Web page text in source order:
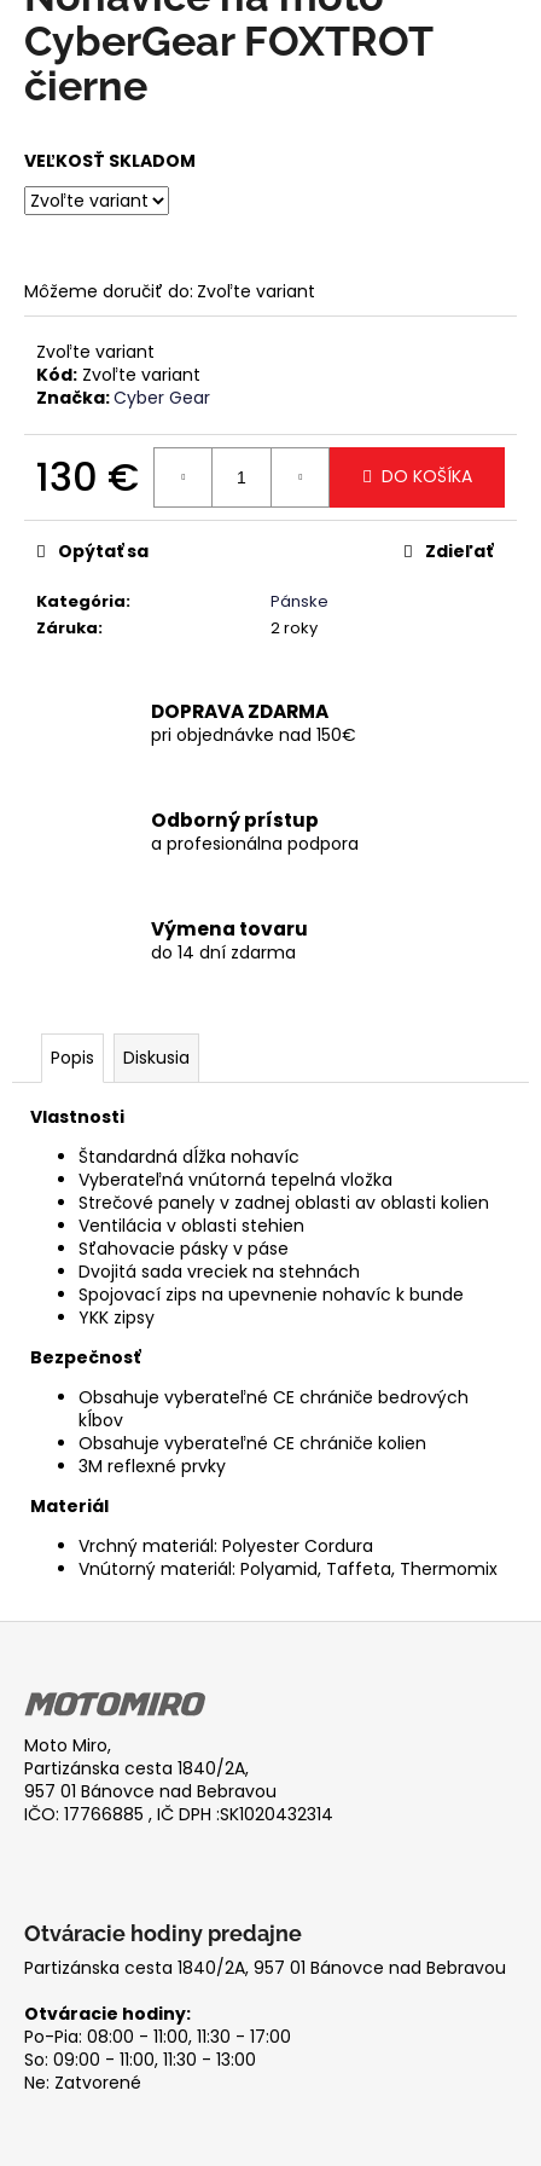
0,0
z
5
hviezdičiek.
CyberGear FOXTROT
čierne
VEĽKOSŤ SKLADOM
Môžeme doručiť do: Zvoľte variant
Zvoľte variant
Kód: Zvoľte variant
Značka:Cyber Gear
130 €
cena:
DO KOŠÍKA
Kategória:
Pánske
Záruka: 2 roky
Opýtať sa Zdieľať
DOPRAVA ZDARMA
pri objednávke nad 150€
Odborný prístup
a profesionálna podpora
Výmena tovaru
do 14 dní zdarma
Popis Diskusia
Vlastnosti
Štandardná dĺžka nohavíc
Vyberateľná vnútorná tepelná vložka
Strečové panely v zadnej oblasti av oblasti kolien
Ventilácia v oblasti stehien
Sťahovacie pásky v páse
Dvojitá sada vreciek na stehnách
Spojovací zips na upevnenie nohavíc k bunde
YKK zipsy
Bezpečnosť
Obsahuje vyberateľné CE chrániče bedrových
kĺbov
Obsahuje vyberateľné CE chrániče kolien
3M reflexné prvky
Materiál
Vrchný materiál: Polyester Cordura
Vnútorný materiál: Polyamid, Taffeta, Thermomix
á
j
s
?
HĽADAŤ
O
d
p
o
ú
m
e
Moto Miro,
Partizánska cesta 1840/2A,
957 01 Bánovce nad Bebravou
IČO: 17766885 , IČ DPH :SK1020432314
Otváracie hodiny predajne
Partizánska cesta 1840/2A, 957 01 Bánovce nad Bebravou
Otváracie hodiny:
Po-Pia: 08:00 - 11:00, 11:30 - 17:00
So: 09:00 - 11:00, 11:30 - 13:00
Ne: Zatvorené